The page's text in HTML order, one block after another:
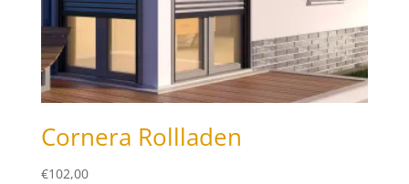
Cornera Rollladen
€102,00